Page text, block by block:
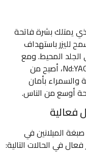
يمتلك بشرة فاتحة
لليزر باستهداف
الجلد المحيط. ومع
ذلك، بفضل ظهور تقنيات متقدمة مثل ليزر Nd:YAG، أصبح من
والسمراء بأمان
أوسع من الناس.
فعالية
الميلانين في
في الحالات التالية: